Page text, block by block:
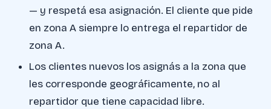
— y respetá esa asignación. El cliente que pide
en zona A siempre lo entrega el repartidor de
zona A.
Los clientes nuevos los asignás a la zona que
les corresponde geográficamente, no al
repartidor que tiene capacidad libre.